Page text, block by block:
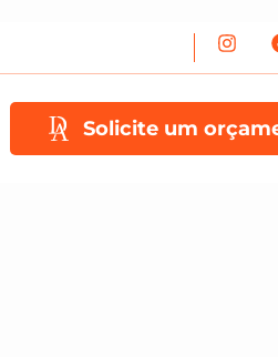
Solicite um